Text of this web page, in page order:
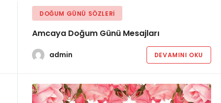
DOĞUM GÜNÜ SÖZLERI
Amcaya Doğum Günü Mesajları
admin DEVAMINI OKU